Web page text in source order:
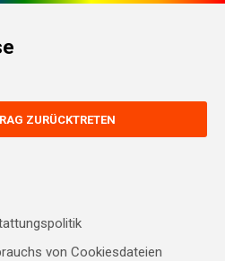
ZURÜCKTRETEN
von Cookiesdateien